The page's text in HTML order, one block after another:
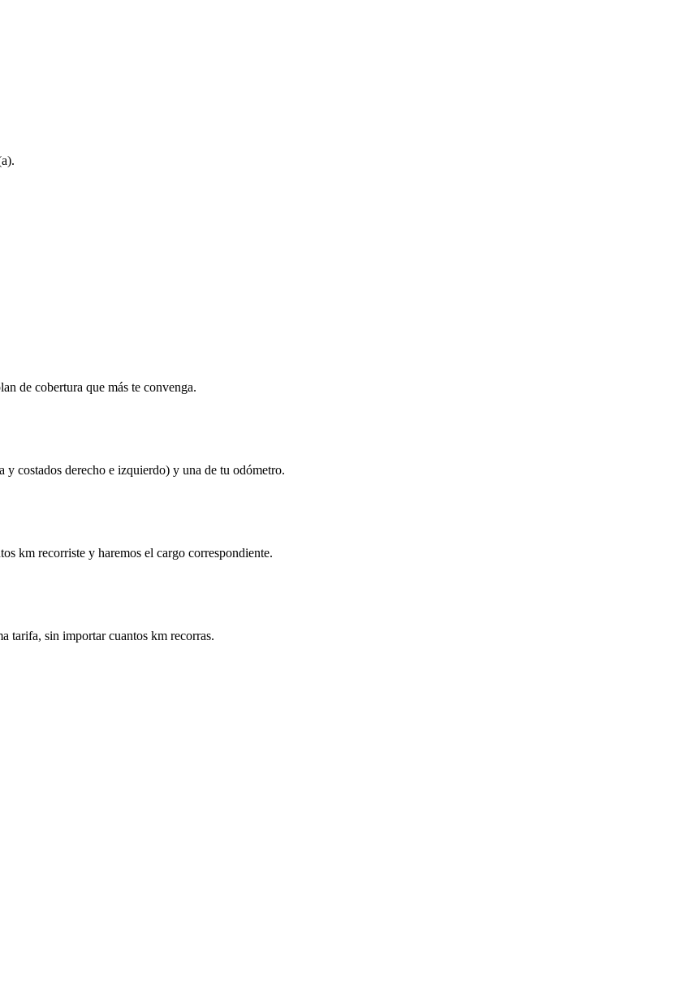
de cobertura que más te convenga.
y costados derecho e izquierdo) y una de tu odómetro.
km recorriste y haremos el cargo correspondiente.
tarifa, sin importar cuantos km recorras.